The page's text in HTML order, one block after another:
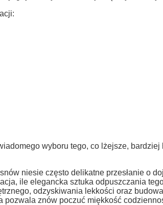
wyboru tego, co lżejsze, bardziej
niesie często delikatne przesłanie o
ile elegancka sztuka odpuszczania
odzyskiwania lekkości oraz
znów poczuć miękkość